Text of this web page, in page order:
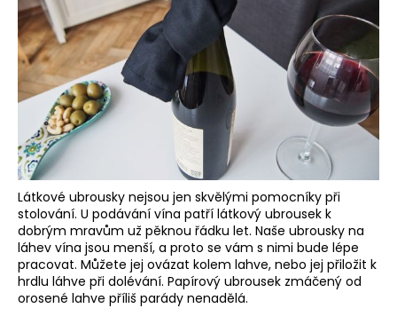
Látkové ubrousky nejsou jen skvělými pomocníky při
stolování. U podávání vína patří látkový ubrousek k
dobrým mravům už pěknou řádku let. Naše ubrousky na
láhev vína jsou menší, a proto se vám s nimi bude lépe
pracovat. Můžete jej ovázat kolem lahve, nebo jej přiložit k
hrdlu láhve při dolévání. Papírový ubrousek zmáčený od
orosené lahve příliš parády nenadělá.
n
a
j
í
t
HLEDAT
D
o